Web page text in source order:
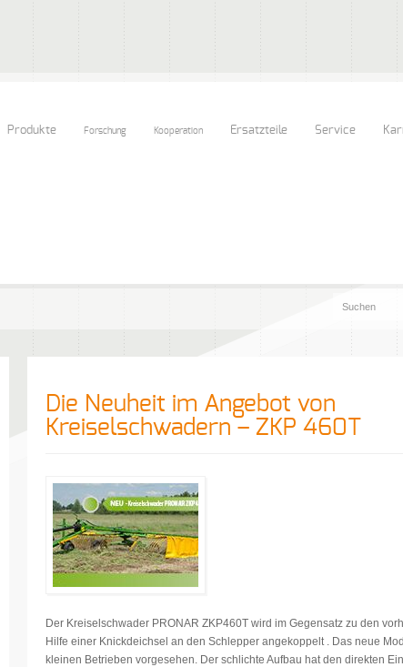
Produkte Forschung Kooperation Ersatzteile Service
Die Neuheit im Angebot von
Kreiselschwadern – ZKP 460T
Der Kreiselschwader PRONAR ZKP460T wird im Gegensatz zu den
Hilfe einer Knickdeichsel an den Schlepper angekoppelt . Das neue
kleinen Betrieben vorgesehen. Der schlichte Aufbau hat den direkten